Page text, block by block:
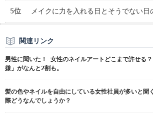
5位 メイクに力を入れる日とそうでない日
関連リンク
男性に聞いた！ 女性のネイルアートどこまで許せる
嫌」がなんと2割も。
髪の色やネイルを自由にしている女性社員が多い
際どうなんでしょうか？